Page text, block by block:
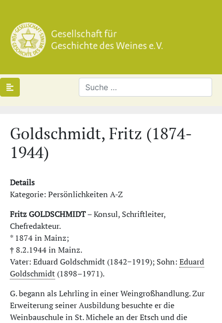
Goldschmidt, Fritz (1874-
1944)
Details
Kategorie: Persönlichkeiten A-Z
Fritz GOLDSCHMIDT– Konsul, Schriftleiter,
Chefredakteur.
* 1874 in Mainz;
† 8.2.1944 in Mainz.
Vater: Eduard Goldschmidt (1842−1919); Sohn: Eduard
Goldschmidt (1898–1971).
G. begann als Lehrling in einer Weingroßhandlung. Zur
Erweiterung seiner Ausbildung besuchte er die
Weinbauschule in St. Michele an der Etsch und die